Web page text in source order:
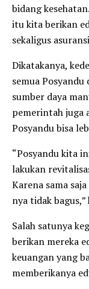
bidang
itu kita berikan
sekaligus
Dikatakanya,
semua
sumber daya
pemerintah juga
Posyandu bisa
“Posyandu kita
lakukan
Karena sama
nya tidak
Salah satunya
berikan mereka
keuangan yang
memberikanya